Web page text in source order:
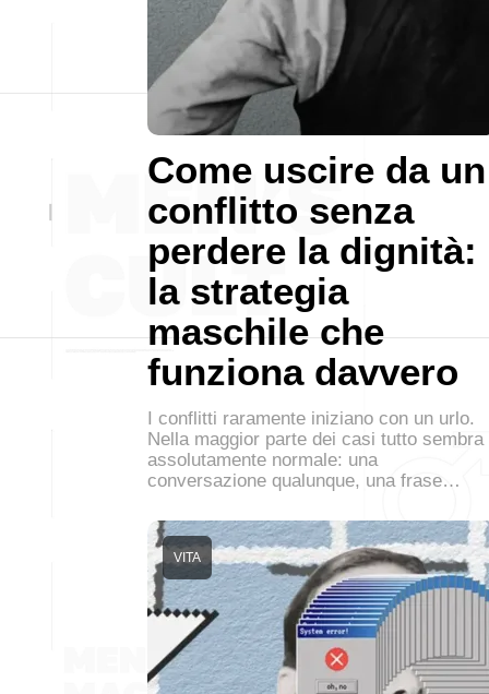
Come uscire da un
conflitto senza
perdere la dignità:
la strategia
maschile che
funziona davvero
I conflitti raramente iniziano con un urlo.
Nella maggior parte dei casi tutto sembra
assolutamente normale: una
conversazione qualunque, una frase…
VITA